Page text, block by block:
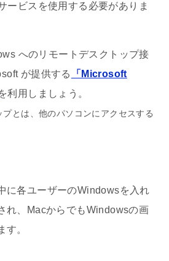
ービスを使用する必要がありま
へのリモートデスクトップ接
が提供する
「Microsoft
利用しましょう。
プとは、他のパソコンにアクセスする
に各ユーザーのWindowsを入れ
れ、MacからでもWindowsの画
す。